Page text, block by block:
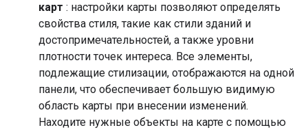
карт : настройки карты позволяют определять
свойства стиля, такие как стили зданий и
достопримечательностей, а также уровни
плотности точек интереса. Все элементы,
подлежащие стилизации, отображаются на одной
панели, что обеспечивает большую видимую
область карты при внесении изменений.
Находите нужные объекты на карте с помощью